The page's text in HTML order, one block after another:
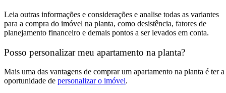
Leia outras informações e considerações e analise todas as variantes
para a compra do imóvel na planta, como desistência, fatores de
planejamento financeiro e demais pontos a ser levados em conta.
Posso personalizar meu apartamento na planta?
Mais uma das vantagens de comprar um apartamento na planta é ter a
oportunidade de personalizar o imóvel.